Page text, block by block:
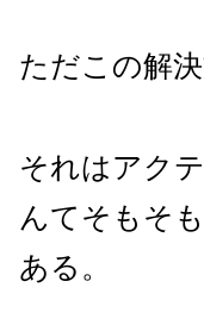
ただこの解
それはアク
んてそもそ
ある。